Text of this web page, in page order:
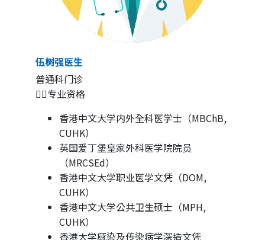
伍树强医生
普通科门诊
👨‍⚕️专业资格
香港中文大学内外全科医学士（MBChB,
CUHK）
英国爱丁堡皇家外科医学院院员
（MRCSEd）
香港中文大学职业医学文凭（DOM,
CUHK）
香港中文大学公共卫生硕士（MPH,
CUHK）
香港大学感染及传染病学深造文凭